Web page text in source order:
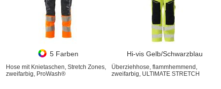
5 Farben
Hose mit Knietaschen, Stretch Zones,
zweifarbig, ProWash®
Hi-vis Gelb/Schwarzblau
Überziehhose, flammhemmend,
zweifarbig, ULTIMATE STRETCH